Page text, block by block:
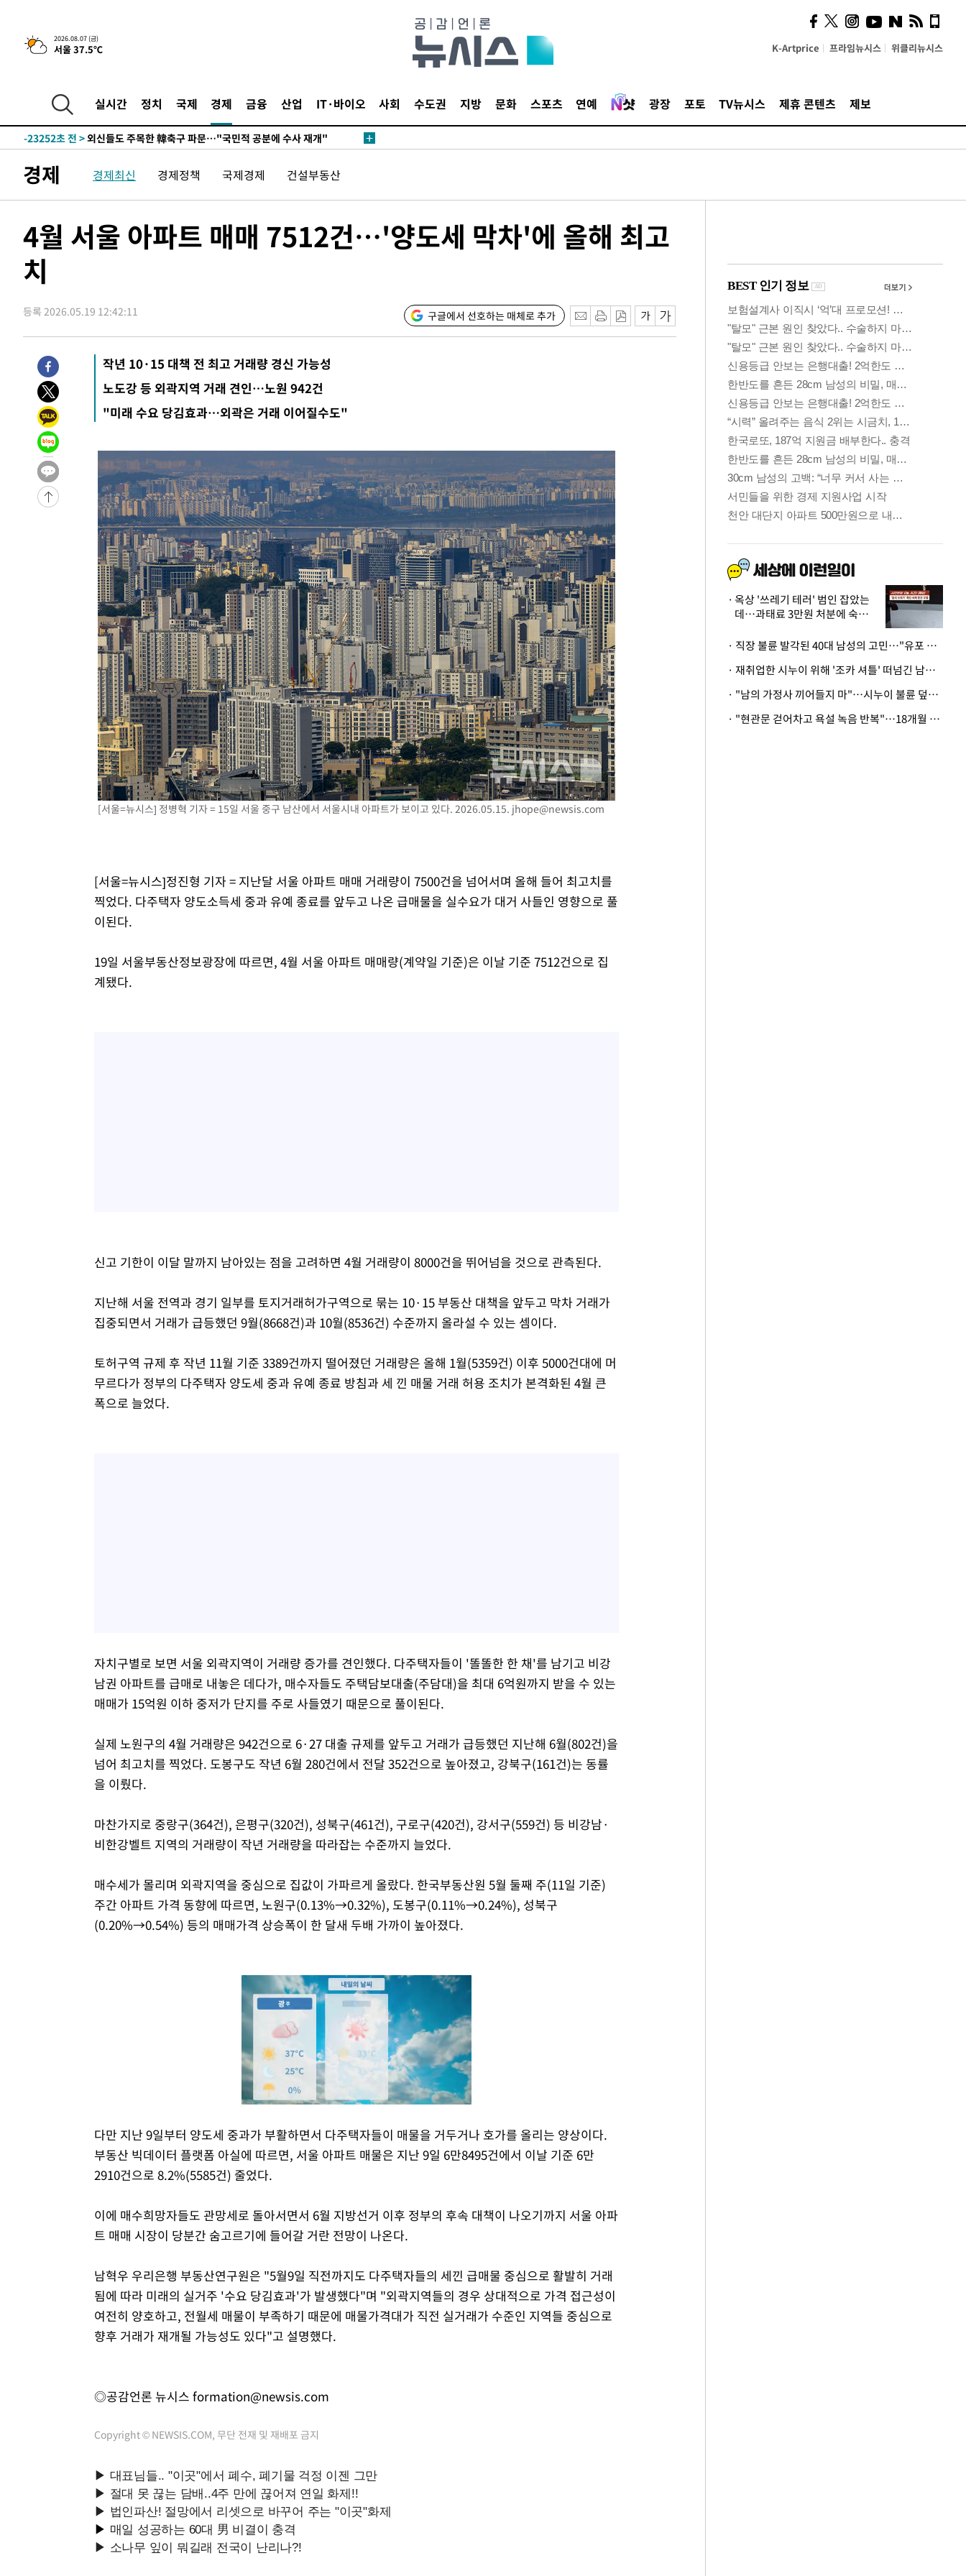
2026.08.07 (금)
서울 37.5℃ K-Artprice 프라임뉴시스 위클리뉴시스
실시간 정치 국제 경제 금융 산업 IT·바이오 사회 수도권 지방 문화 스포츠 연예 광장 포토 TV뉴시스 제휴 콘텐츠 제보
-27420초 전 >[속보]코스피, 6200선 약보합…0.60% 내린 6258.77에 마쳐
-27400초 전 > [속보]원·달러 환율, 7.7원 내린 1416.1원 마감
-24379초 전 >
[속보]종합특검, '계엄 수용공간 확보' 신용해 前교정본부장 기소
-23252초 전 >
-23223초 전 >11시간 압수수색에 성접대 파문까지…'쑥대밭' 된 축구협회
병태 후임
-18603초 전 >
[속보]국힘 윤리위, '돌려차기 발언' 진종오·서범수 징계 절차 개시
-13928초 전 >[속보] 7월 중국 수출 23.9%↑ 수입 27.5%↑…무역총액
-10954초 전 >[속보]종합특검, '관저이전 봐주기 감사' 유병호 구속기소
-7554초 전 >
-6804초 전 >
-4511초 전 >[속보]경찰·노동부, HL만도 평택사업장 끼임 사망 관련 압수수색
-4392초 전 >[속보]합수본, '투표율 허위 입력' 중앙·서울·경기도 선관위 등 9곳
압수수색
-31644초 전 >
SK하이닉스, 용인·청주 팹에 54조 투자…"AI 메모리 수요 선제 대
-28500초 전 >
여자배구 이재영·이다영 자매, 아제르바이잔 투란VC 입단
-27753초 전 >
-27487초 전 >
[속보]코스닥, 2.86포인트(0.36%) 내린 798.81마감
-27440초 전 >
-27420초 전 >
[속보]원·달러 환율, 7.7원 내린 1416.1원 마감
-27309초 전 >
[속보] 노원서 40.1도 관측…서울, 2018년 이후 첫 40도
-24399초 전 >
[속보]종합특검, '계엄 수용공간 확보' 신용해 前교정본부장 기소
외신들도 주목한 韓축구 파문…"국민적 공분에 수사 재개"
11시간 압수수색에 성접대 파문까지…'쑥대밭' 된 축구협회
[속보]규제합리화위원회 부위원장에 김태유 서울대 공대 교수…이
[속보]국힘 윤리위, '돌려차기 발언' 진종오·서범수 징계 절차 개시
[속보] 7월 중국 수출 23.9%↑ 수입 27.5%↑…무역총액
[속보]'채상병 순직 책임' 임성근, 항소심도 징역 3년
[속보]종합특검, '관저이전 봐주기 감사' 유병호 구속기소
민주 콩고 에볼라환자 4천명 돌파, 4053명 발생 1850명 사망
[속보]'300억원대 사기 혐의' 차가원 대표 구속 송치
"미 전국적 살모네라 식중독 원인은 멕시코산 할라피뇨"-- CDC
[속보]경찰·노동부, HL만도 평택사업장 끼임 사망 관련 압수수색
[속보]합수본, '투표율 허위 입력' 중앙·서울·경기도 선관위 등 9곳
경제 경제최신 경제정책 국제경제 건설부동산
4월 서울 아파트 매매 7512건…'양도세 막차'에 올해 최고
치
등록 2026.05.19 12:42:11 구글에서 선호하는 매체로 추가
작년 10·15 대책 전 최고 거래량 경신 가능성
노도강 등 외곽지역 거래 견인…노원 942건
"미래 수요 당김효과…외곽은 거래 이어질수도"
[서울=뉴시스] 정병혁 기자 = 15일 서울 중구 남산에서 서울시내 아파트가 보이고 있다. 2026.05.15. jhope@newsis.com
[서울=뉴시스]정진형 기자 = 지난달 서울 아파트 매매 거래량이 7500건을 넘어서며 올해 들어 최고치를
찍었다. 다주택자 양도소득세 중과 유예 종료를 앞두고 나온 급매물을 실수요가 대거 사들인 영향으로 풀
이된다.
19일 서울부동산정보광장에 따르면, 4월 서울 아파트 매매량(계약일 기준)은 이날 기준 7512건으로 집
계됐다.
신고 기한이 이달 말까지 남아있는 점을 고려하면 4월 거래량이 8000건을 뛰어넘을 것으로 관측된다.
지난해 서울 전역과 경기 일부를 토지거래허가구역으로 묶는 10·15 부동산 대책을 앞두고 막차 거래가
집중되면서 거래가 급등했던 9월(8668건)과 10월(8536건) 수준까지 올라설 수 있는 셈이다.
토허구역 규제 후 작년 11월 기준 3389건까지 떨어졌던 거래량은 올해 1월(5359건) 이후 5000건대에 머
무르다가 정부의 다주택자 양도세 중과 유예 종료 방침과 세 낀 매물 거래 허용 조치가 본격화된 4월 큰
폭으로 늘었다.
자치구별로 보면 서울 외곽지역이 거래량 증가를 견인했다. 다주택자들이 '똘똘한 한 채'를 남기고 비강
남권 아파트를 급매로 내놓은 데다가, 매수자들도 주택담보대출(주담대)을 최대 6억원까지 받을 수 있는
매매가 15억원 이하 중저가 단지를 주로 사들였기 때문으로 풀이된다.
실제 노원구의 4월 거래량은 942건으로 6·27 대출 규제를 앞두고 거래가 급등했던 지난해 6월(802건)을
넘어 최고치를 찍었다. 도봉구도 작년 6월 280건에서 전달 352건으로 높아졌고, 강북구(161건)는 동률
을 이뤘다.
마찬가지로 중랑구(364건), 은평구(320건), 성북구(461건), 구로구(420건), 강서구(559건) 등 비강남·
비한강벨트 지역의 거래량이 작년 거래량을 따라잡는 수준까지 늘었다.
매수세가 몰리며 외곽지역을 중심으로 집값이 가파르게 올랐다. 한국부동산원 5월 둘째 주(11일 기준)
주간 아파트 가격 동향에 따르면, 노원구(0.13%→0.32%), 도봉구(0.11%→0.24%), 성북구
(0.20%→0.54%) 등의 매매가격 상승폭이 한 달새 두배 가까이 높아졌다.
Mute
다만 지난 9일부터 양도세 중과가 부활하면서 다주택자들이 매물을 거두거나 호가를 올리는 양상이다.
부동산 빅데이터 플랫폼 아실에 따르면, 서울 아파트 매물은 지난 9일 6만8495건에서 이날 기준 6만
2910건으로 8.2%(5585건) 줄었다.
이에 매수희망자들도 관망세로 돌아서면서 6월 지방선거 이후 정부의 후속 대책이 나오기까지 서울 아파
트 매매 시장이 당분간 숨고르기에 들어갈 거란 전망이 나온다.
남혁우 우리은행 부동산연구원은 "5월9일 직전까지도 다주택자들의 세낀 급매물 중심으로 활발히 거래
됨에 따라 미래의 실거주 '수요 당김효과'가 발생했다"며 "외곽지역들의 경우 상대적으로 가격 접근성이
여전히 양호하고, 전월세 매물이 부족하기 때문에 매물가격대가 직전 실거래가 수준인 지역들 중심으로
향후 거래가 재개될 가능성도 있다"고 설명했다.
◎공감언론 뉴시스 formation@newsis.com
Copyright © NEWSIS.COM, 무단 전재 및 재배포 금지
시, 스마트폰 액세서리에
NFC 더했다
옥상 '쓰레기 테러' 범인 잡았는
데…과태료 3만원 처분에 숙박업
· 직장 불륜 발각된 40대 남성의 고민…"유포 동료 명예훼손·협박죄 고소 가능할까"
· 재취업한 시누이 위해 '조카 셔틀' 떠넘긴 남편…아내 "난 못한다"
· "남의 가정사 끼어들지 마"…시누이 불륜 덮으려는 남편에 억울한 아내
· "현관문 걷어차고 욕설 녹음 반복"…18개월 아기 키우는 집 뒤흔든 '앞집의 비극'